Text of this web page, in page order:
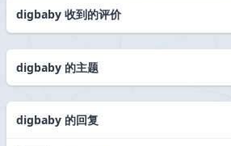
digbaby 收到的评价
digbaby 的主题
digbaby 的回复